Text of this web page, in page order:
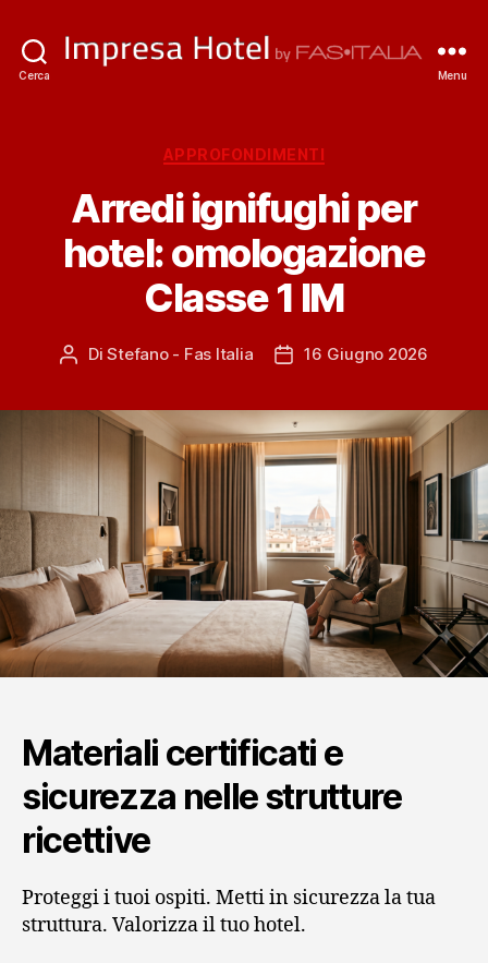
Cerca Menu
Categorie
APPROFONDIMENTI
Arredi ignifughi per
hotel: omologazione
Classe 1 IM
Autore
DiStefano - Fas Italia
Data16 Giugno 2026
Materiali certificati e
sicurezza nelle strutture
ricettive
Proteggi i tuoi ospiti. Metti in sicurezza la tua
struttura. Valorizza il tuo hotel.